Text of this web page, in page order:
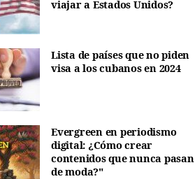
viajar a Estados Unidos?
Lista de países que no piden
visa a los cubanos en 2024
Evergreen en periodismo
digital: ¿Cómo crear
contenidos que nunca pasan
de moda?"